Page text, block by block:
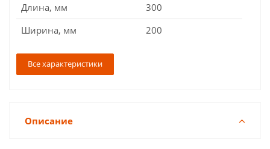
Длина, мм
300
Ширина, мм
200
Все характеристики
Описание